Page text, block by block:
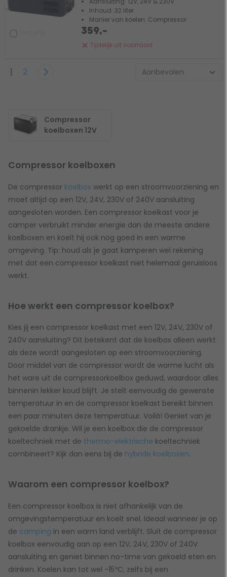
Inhoud: 32 liter
Manier van koelen: Compressor
Tijdelijk uit voorraad
359,-
1 2
Compressor
koelboxen 12V
Compressor koelboxen
De compressor koelbox werkt op een stroomvoorziening en
moet altijd op een 12V, 24V, 230V of 240V aansluiting
aangesloten worden. Een compressor koelkast voor je
camper verbruikt minder energie dan de meeste andere
koelboxen en koelt hij ook nog goed in een warme
omgeving. Tip: houd als je gaat kamperen wel rekening
met dat een compressor koelkast niet helemaal geruisloos
werkt.
Hoe werkt een compressor koelbox?
Kies jij een compressor koelkast met een 12V, 24V, 230V of
240V aansluiting? Dit betekent dat de koelbox alleen werkt
als deze wordt aangesloten op een stroomvoorziening.
Door middel van de compressor wordt de warme lucht als
het ware uit de compressorkoelbox geduwd, waardoor alles
binnenin lekker koud blijft. Je stelt eenvoudig de gewenste
temperatuur in en de compressor koelkast bereikt binnen
een paar minuten deze temperatuur. Voilà! Geniet van je
gekoelde drankje. Wil je een koelbox die de compressor
koeltechniek met de thermo-elektrische koeltechniek
combineert? Kijk dan eens bij de hybride koelboxen.
Waarom een compressor koelbox?
Een compressor koelbox is niet afhankelijk van de
omgevingstemperatuur en koelt snel. Ideaal wanneer je op
de camping in een warm land verblijft. Sluit de compressor
koelbox eenvoudig aan op een 12V, 24V, 230V of 240V
aansluiting en geniet binnen no-time van gekoeld eten en
drinken. Koelen kan tot wel -15ºC, zelfs bij een